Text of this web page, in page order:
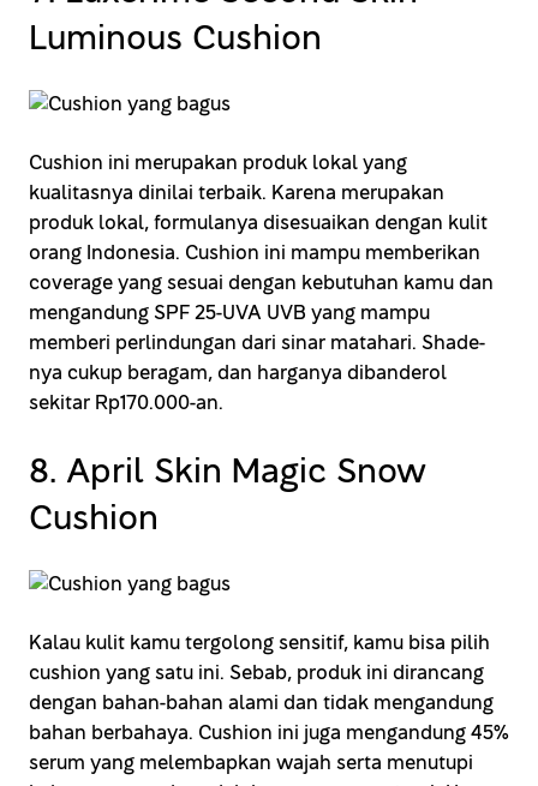
Luminous Cushion
Cushion ini merupakan produk lokal yang
kualitasnya dinilai terbaik. Karena merupakan
produk lokal, formulanya disesuaikan dengan kulit
orang Indonesia. Cushion ini mampu memberikan
coverage yang sesuai dengan kebutuhan kamu dan
mengandung SPF 25-UVA UVB yang mampu
memberi perlindungan dari sinar matahari. Shade-
nya cukup beragam, dan harganya dibanderol
sekitar Rp170.000-an.
8. April Skin Magic Snow
Cushion
Kalau kulit kamu tergolong sensitif, kamu bisa pilih
cushion yang satu ini. Sebab, produk ini dirancang
dengan bahan-bahan alami dan tidak mengandung
bahan berbahaya. Cushion ini juga mengandung 45%
serum yang melembapkan wajah serta menutupi